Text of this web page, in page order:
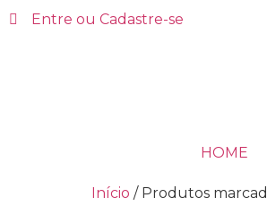
Entre ou Cadastre-se
HOME
Início / Produtos